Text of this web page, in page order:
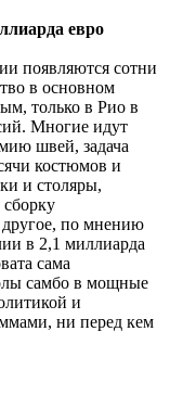
евро
появляются сотни
в основном
только в Рио в
Многие идут
швей, задача
костюмов и
и столяры,
другое, по мнению
в 2,1 миллиарда
сама
самбо в мощные
и
ни перед кем